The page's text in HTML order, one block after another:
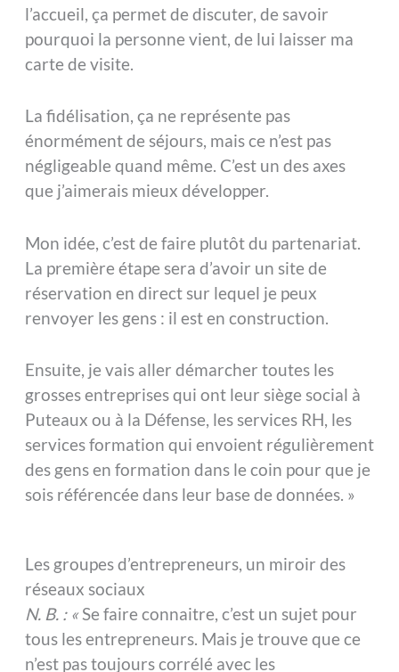
l’accueil, ça permet de discuter, de savoir
pourquoi la personne vient, de lui laisser ma
carte de visite.
La fidélisation, ça ne représente pas
énormément de séjours, mais ce n’est pas
négligeable quand même. C’est un des axes
que j’aimerais mieux développer.
Mon idée, c’est de faire plutôt du partenariat.
La première étape sera d’avoir un site de
réservation en direct sur lequel je peux
renvoyer les gens : il est en construction.
Ensuite, je vais aller démarcher toutes les
grosses entreprises qui ont leur siège social à
Puteaux ou à la Défense, les services RH, les
services formation qui envoient régulièrement
des gens en formation dans le coin pour que je
sois référencée dans leur base de données. »
Les groupes d’entrepreneurs, un miroir des
réseaux sociaux
N. B. : «Se faire connaitre, c’est un sujet pour
tous les entrepreneurs. Mais je trouve que ce
n’est pas toujours corrélé avec les